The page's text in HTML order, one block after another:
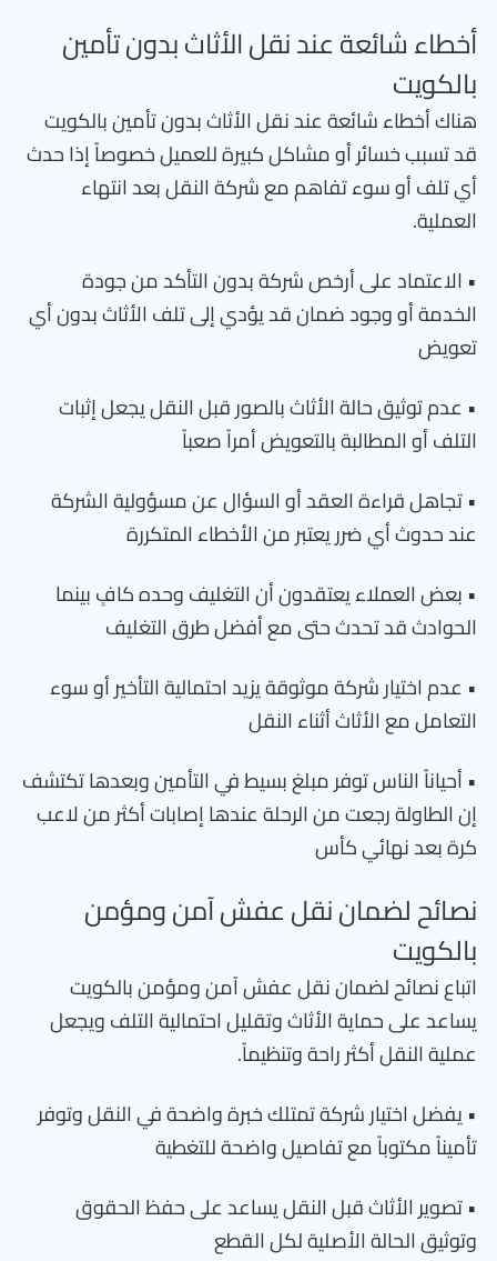
أخطاء شائعة عند نقل الأثاث بدون تأمين
بالكويت
هناك أخطاء شائعة عند نقل الأثاث بدون تأمين بالكويت
قد تسبب خسائر أو مشاكل كبيرة للعميل خصوصاً إذا حدث
أي تلف أو سوء تفاهم مع شركة النقل بعد انتهاء
العملية.
• الاعتماد على أرخص شركة بدون التأكد من جودة
الخدمة أو وجود ضمان قد يؤدي إلى تلف الأثاث بدون أي
تعويض
• عدم توثيق حالة الأثاث بالصور قبل النقل يجعل إثبات
التلف أو المطالبة بالتعويض أمراً صعباً
• تجاهل قراءة العقد أو السؤال عن مسؤولية الشركة
عند حدوث أي ضرر يعتبر من الأخطاء المتكررة
• بعض العملاء يعتقدون أن التغليف وحده كافٍ بينما
الحوادث قد تحدث حتى مع أفضل طرق التغليف
• عدم اختيار شركة موثوقة يزيد احتمالية التأخير أو سوء
التعامل مع الأثاث أثناء النقل
• أحياناً الناس توفر مبلغ بسيط في التأمين وبعدها تكتشف
إن الطاولة رجعت من الرحلة عندها إصابات أكثر من لاعب
كرة بعد نهائي كأس
نصائح لضمان نقل عفش آمن ومؤمن
بالكويت
اتباع نصائح لضمان نقل عفش آمن ومؤمن بالكويت
يساعد على حماية الأثاث وتقليل احتمالية التلف ويجعل
عملية النقل أكثر راحة وتنظيماً.
• يفضل اختيار شركة تمتلك خبرة واضحة في النقل وتوفر
تأميناً مكتوباً مع تفاصيل واضحة للتغطية
• تصوير الأثاث قبل النقل يساعد على حفظ الحقوق
وتوثيق الحالة الأصلية لكل القطع